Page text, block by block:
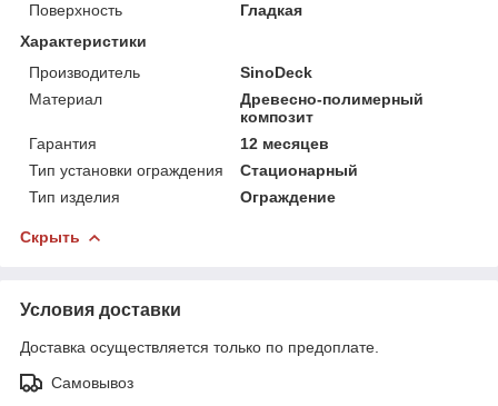
Поверхность
Гладкая
Характеристики
Производитель
SinoDeck
Материал
Древесно-полимерный
композит
Гарантия
12 месяцев
Тип установки ограждения
Стационарный
Тип изделия
Ограждение
Скрыть
Условия доставки
Доставка осуществляется только по предоплате.
Самовывоз